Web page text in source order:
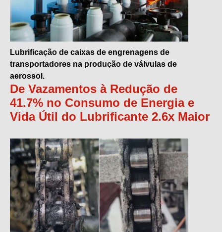
Lubrificação de caixas de engrenagens de
transportadores na produção de válvulas de
aerossol.
De Vazamentos à Redução de
41.7% no Consumo de Energia e
Vida Útil do Lubrificante 2.6x Maior